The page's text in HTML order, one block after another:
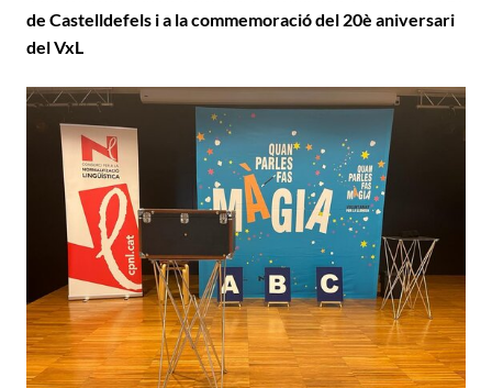
de Castelldefels i a la commemoració del 20è aniversari
del VxL